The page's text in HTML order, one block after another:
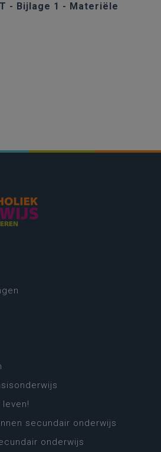
- Bijlage 1 - Materiële
secundair onderwijs
onderwijs